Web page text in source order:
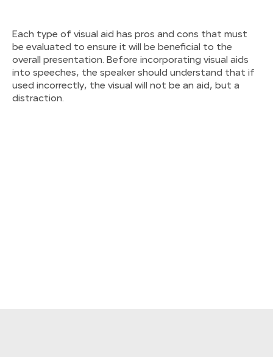
Each type of visual aid has pros and cons that must
be evaluated to ensure it will be beneficial to the
overall presentation. Before incorporating visual aids
into speeches, the speaker should understand that if
used incorrectly, the visual will not be an aid, but a
distraction.